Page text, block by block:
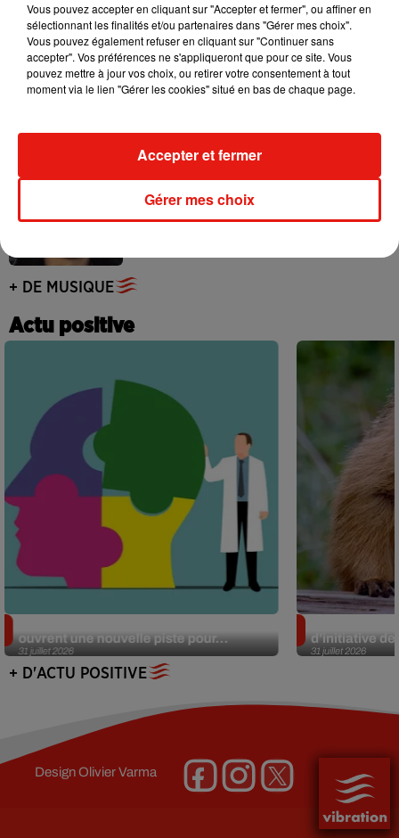
Benny Blanco invite Selena Gomez et
Becky G sur son nouveau single
4 août 2026
Tiny Desk invite Charlie Puth pour une
+ DE MUSIQUE
Actu positive
31 juillet 2026
ouvrent une nouvelle piste pour...
31 juillet 2026
d’initiative
+ D'ACTU POSITIVE
DesignOlivier Varma
Vous pouvez accepter en cliquant sur "Accepter et fermer", ou affiner en
sélectionnant les finalités et/ou partenaires dans "Gérer mes choix".
Vous pouvez également refuser en cliquant sur "Continuer sans
accepter". Vos préférences ne s'appliqueront que pour ce site. Vous
pouvez mettre à jour vos choix, ou retirer votre consentement à tout
moment via le lien "Gérer les cookies" situé en bas de chaque page.
Gérer mes choix
Accepter et fermer